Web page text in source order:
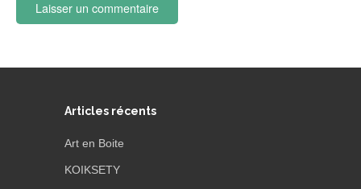
Articles récents
Art en Boite
KOIKSETY